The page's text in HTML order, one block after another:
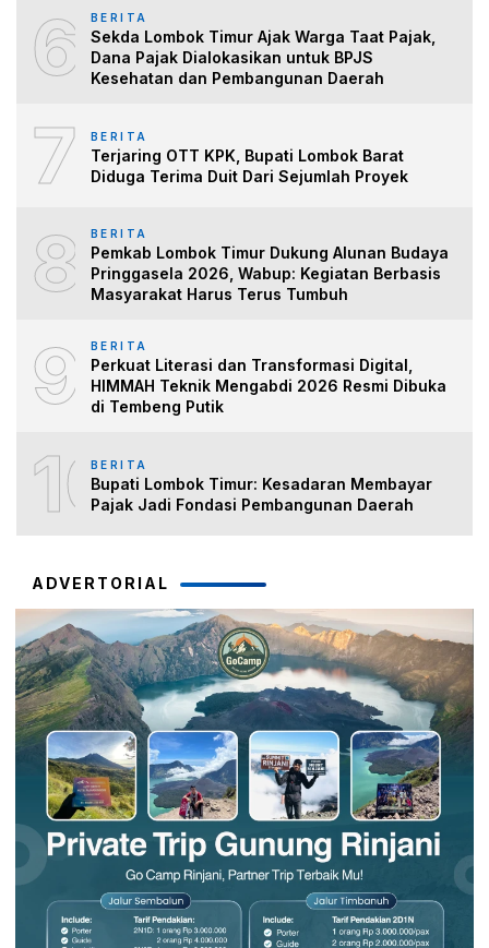
6 BERITA
Sekda Lombok Timur Ajak Warga Taat Pajak,
Dana Pajak Dialokasikan untuk BPJS
Kesehatan dan Pembangunan Daerah
7 BERITA
Terjaring OTT KPK, Bupati Lombok Barat
Diduga Terima Duit Dari Sejumlah Proyek
8 BERITA
Pemkab Lombok Timur Dukung Alunan Budaya
Pringgasela 2026, Wabup: Kegiatan Berbasis
Masyarakat Harus Terus Tumbuh
9 BERITA
Perkuat Literasi dan Transformasi Digital,
HIMMAH Teknik Mengabdi 2026 Resmi Dibuka
di Tembeng Putik
10BERITA
Bupati Lombok Timur: Kesadaran Membayar
Pajak Jadi Fondasi Pembangunan Daerah
ADVERTORIAL